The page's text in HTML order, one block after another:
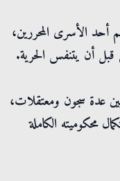
أحد الأسرى المحررين،
أن يتنفس الحرية.
عدة سجون ومعتقلات،
محكوميته الكاملة